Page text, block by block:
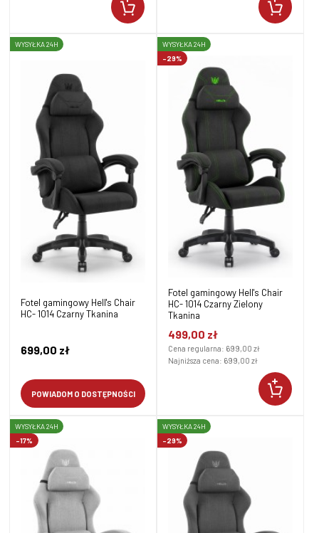
Fotel gamingowy Hell's Chair
HC- 1014 Czarny Tkanina
699,00 zł
POWIADOM O DOSTĘPNOŚCI
WYSYŁKA 24H
Fotel gamingowy Hell's Chair
HC- 1014 Czarny Zielony
Tkanina
499,00 zł
Cena regularna: 699,00 zł
Najniższa cena: 699,00 zł
-29%
WYSYŁKA 24H
-17%
WYSYŁKA 24H
-29%
WYSYŁKA 24H